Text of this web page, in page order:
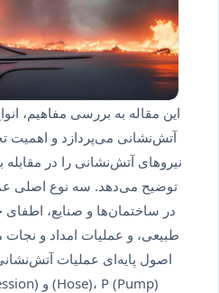
این مقاله به بررسی مفاهیم،
آتش‌نشانی می‌پردازد و اهمیت
نیروهای آتش‌نشانی را در
توضیح می‌دهد. سه نوع اصلی
در ساختمان‌ها و صنایع،
طبیعی، و عملیات امداد و نجات